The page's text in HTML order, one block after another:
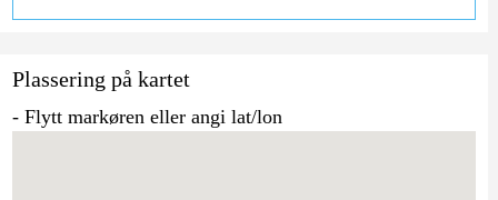
Plassering på kartet
- Flytt markøren eller angi lat/lon